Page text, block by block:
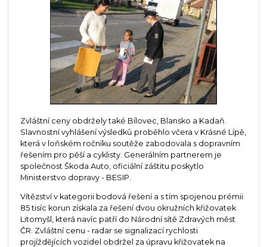
Zvláštní ceny obdržely také Bílovec, Blansko a Kadaň.
Slavnostní vyhlášení výsledků proběhlo včera v Krásné Lípě,
která v loňském ročníku soutěže zabodovala s dopravním
řešením pro pěší a cyklisty. Generálním partnerem je
společnost Škoda Auto, oficiální záštitu poskytlo
Ministerstvo dopravy - BESIP.
Vítězství v kategorii bodová řešení a s tím spojenou prémii
85 tisíc korun získala za řešení dvou okružních křižovatek
Litomyšl, která navíc patří do Národní sítě Zdravých měst
ČR. Zvláštní cenu - radar se signalizací rychlosti
projíždějících vozidel obdržel za úpravu křižovatek na